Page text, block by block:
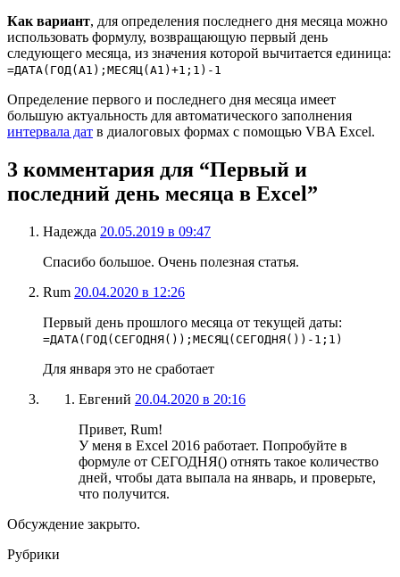
Как вариант, для определения последнего дня месяца можно
использовать формулу, возвращающую первый день
следующего месяца, из значения которой вычитается единица:
=ДАТА(ГОД(A1);МЕСЯЦ(A1)+1;1)-1
Определение первого и последнего дня месяца имеет
большую актуальность для автоматического заполнения
интервала дат в диалоговых формах с помощью VBA Excel.
3 комментария для “Первый и
последний день месяца в Excel”
Надежда 20.05.2019 в 09:47
Спасибо большое. Очень полезная статья.
Rum 20.04.2020 в 12:26
Первый день прошлого месяца от текущей даты:
=ДАТА(ГОД(СЕГОДНЯ());МЕСЯЦ(СЕГОДНЯ())-1;1)
Для января это не сработает
Евгений 20.04.2020 в 20:16
Привет, Rum!
У меня в Excel 2016 работает. Попробуйте в
формуле от СЕГОДНЯ() отнять такое количество
дней, чтобы дата выпала на январь, и проверьте,
что получится.
Обсуждение закрыто.
Рубрики